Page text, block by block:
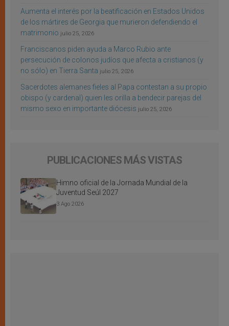
Aumenta el interés por la beatificación en Estados Unidos
de los mártires de Georgia que murieron defendiendo el
matrimonio julio 25, 2026
Franciscanos piden ayuda a Marco Rubio ante
persecución de colonos judíos que afecta a cristianos (y
no sólo) en Tierra Santa julio 25, 2026
Sacerdotes alemanes fieles al Papa contestan a su propio
obispo (y cardenal) quien les orilla a bendecir parejas del
mismo sexo en importante diócesis julio 25, 2026
PUBLICACIONES MÁS VISTAS
Himno oficial de la Jornada Mundial de la
Juventud Seúl 2027
3 Ago 2026